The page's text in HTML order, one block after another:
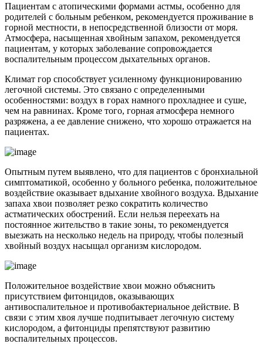
Пациентам с атопическими формами астмы, особенно для
родителей с больным ребенком, рекомендуется проживание в
горной местности, в непосредственной близости от моря.
Атмосфера, насыщенная хвойным запахом, рекомендуется
пациентам, у которых заболевание сопровождается
воспалительным процессом дыхательных органов.
Климат гор способствует усиленному функционированию
легочной системы. Это связано с определенными
особенностями: воздух в горах намного прохладнее и суше,
чем на равнинах. Кроме того, горная атмосфера немного
разряжена, а ее давление снижено, что хорошо отражается на
пациентах.
Опытным путем выявлено, что для пациентов с бронхиальной
симптоматикой, особенно у больного ребенка, положительное
воздействие оказывает вдыхание хвойного воздуха. Вдыхание
запаха хвои позволяет резко сократить количество
астматических обострений. Если нельзя переехать на
постоянное жительство в такие зоны, то рекомендуется
выезжать на несколько недель на природу, чтобы полезный
хвойный воздух насыщал организм кислородом.
Положительное воздействие хвои можно объяснить
присутствием фитонцидов, оказывающих
антивоспалительное и противобактериальное действие. В
связи с этим хвоя лучше подпитывает легочную систему
кислородом, а фитонциды препятствуют развитию
воспалительных процессов.